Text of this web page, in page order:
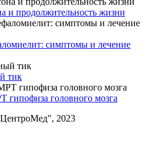
и продолжительность жизни
симптомы и лечение
тик
гипофиза головного мозга
2023